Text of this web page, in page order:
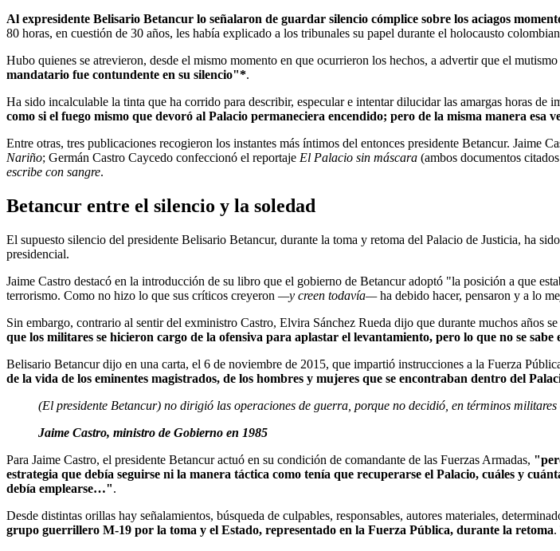
Al expresidente Belisario Betancur lo señalaron de guardar silencio cómplice sobre los aciagos
80 horas, en cuestión de 30 años, les había explicado a los tribunales su papel durante el holocausto
Hubo quienes se atrevieron, desde el mismo momento en que ocurrieron los hechos, a advertir que el
mandatario fue contundente en su silencio"*.
Ha sido incalculable la tinta que ha corrido para describir, especular e intentar dilucidar las amargas horas de
como si el fuego mismo que devoró al Palacio permaneciera encendido; pero de la misma manera esa
Entre otras, tres publicaciones recogieron los instantes más íntimos del entonces presidente Betancur. Jaime
Nariño; Germán Castro Caycedo confeccionó el reportaje El Palacio sin máscara (ambos documentos
escribe con sangre.
Betancur entre el silencio y la soledad
El supuesto silencio del presidente Belisario Betancur, durante la toma y retoma del Palacio de Justicia, ha
presidencial.
Jaime Castro destacó en la introducción de su libro que el gobierno de Betancur adoptó "la posición a que
terrorismo. Como no hizo lo que sus críticos creyeron —y creen todavía—ha debido hacer, pensaron y a lo
Sin embargo, contrario al sentir del exministro Castro, Elvira Sánchez Rueda dijo que durante muchos años
que los militares se hicieron cargo de la ofensiva para aplastar el levantamiento, pero lo que no se
Belisario Betancur dijo en una carta, el 6 de noviembre de 2015, que impartió instrucciones a la Fuerza
de la vida de los eminentes magistrados, de los hombres y mujeres que se encontraban dentro del
(El presidente Betancur) no dirigió las operaciones de guerra, porque no decidió, en términos
Jaime Castro, ministro de Gobierno en 1985
Para Jaime Castro, el presidente Betancur actuó en su condición de comandante de las Fuerzas Armadas,
estrategia que debía seguirse ni la manera táctica como tenía que recuperarse el Palacio, cuáles y
debía emplearse…".
Desde distintas orillas hay señalamientos, búsqueda de culpables, responsables, autores materiales,
grupo guerrillero M-19 por la toma y el Estado, representado en la Fuerza Pública, durante la retoma.